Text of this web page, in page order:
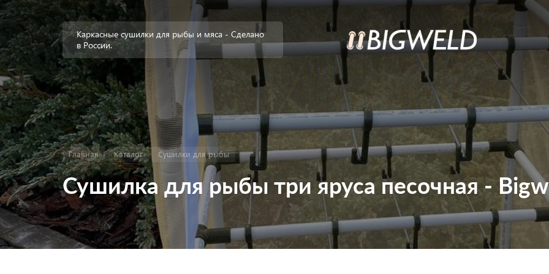
Каркасные сушилки для рыбы и мяса - Сделано
в России.
Главная Каталог Сушилки для рыбы
Сушилка для рыбы три яруса песочная -